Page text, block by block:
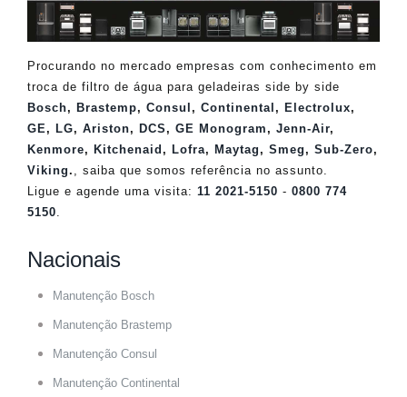
Procurando no mercado empresas com conhecimento em
troca de filtro de água para geladeiras side by side
Bosch, Brastemp, Consul , Continental , Electrolux,
GE, LG, Ariston, DCS , GE Monogram , Jenn-Air,
Kenmore, Kitchenaid , Lofra, Maytag , Smeg , Sub-Zero,
Viking. , saiba que somos referência no assunto.
Ligue e agende uma visita: 11 2021-5150 - 0800 774
5150.
Nacionais
Manutenção Bosch
Manutenção Brastemp
Manutenção Consul
Manutenção Continental